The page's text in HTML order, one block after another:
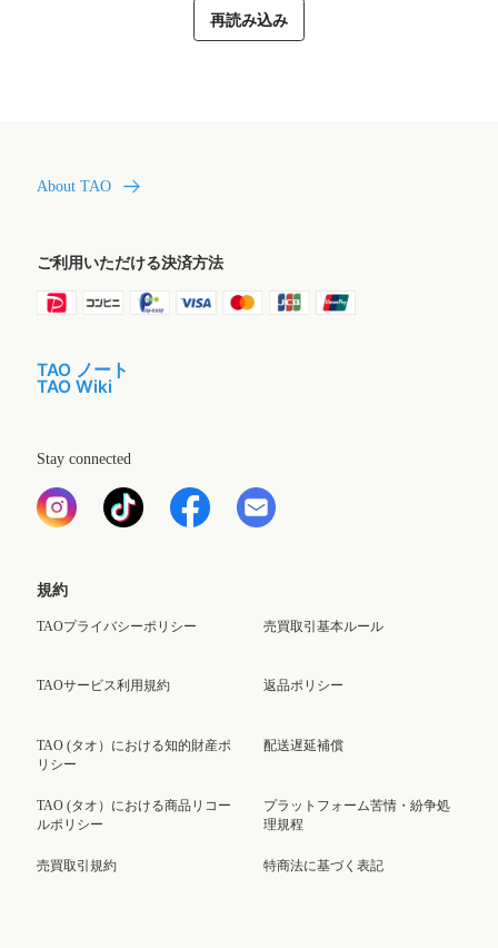
再読み込み
About TAO
ご利用いただける決済方法
TAO ノート
TAO Wiki
Stay connected
規約
TAOプライバシーポリシー
TAOサービス利用規約
TAO (タオ）における知的財産ポ
リシー
TAO (タオ）における商品リコー
ルポリシー
売買取引規約
売買取引基本ルール
返品ポリシー
配送遅延補償
プラットフォーム苦情・紛争処
理規程
特商法に基づく表記